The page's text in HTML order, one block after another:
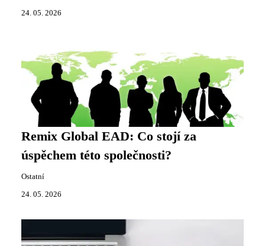
24. 05. 2026
Remix Global EAD: Co stojí za
úspěchem této společnosti?
Ostatní
24. 05. 2026